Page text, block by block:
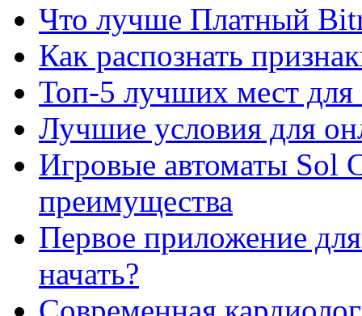
Что лучше Платный
Как распознать
Топ-5 лучших мест для
Лучшие условия для
Игровые автоматы Sol
преимущества
Первое приложение
начать?